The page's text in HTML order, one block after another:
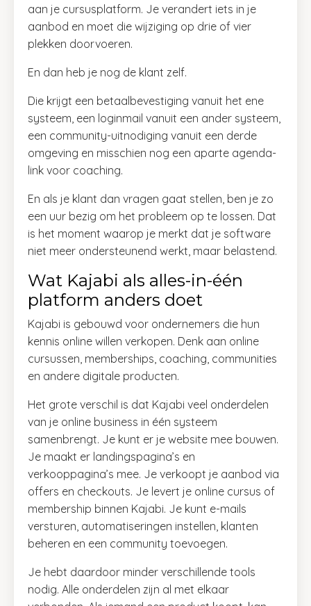
aan je cursusplatform. Je verandert iets in je
aanbod en moet die wijziging op drie of vier
plekken doorvoeren.
En dan heb je nog de klant zelf.
Die krijgt een betaalbevestiging vanuit het ene
systeem, een loginmail vanuit een ander systeem,
een community-uitnodiging vanuit een derde
omgeving en misschien nog een aparte agenda-
link voor coaching.
En als je klant dan vragen gaat stellen, ben je zo
een uur bezig om het probleem op te lossen. Dat
is het moment waarop je merkt dat je software
niet meer ondersteunend werkt, maar belastend.
Wat Kajabi als alles-in-één
platform anders doet
Kajabi is gebouwd voor ondernemers die hun
kennis online willen verkopen. Denk aan online
cursussen, memberships, coaching, communities
en andere digitale producten.
Het grote verschil is dat Kajabi veel onderdelen
van je online business in één systeem
samenbrengt. Je kunt er je website mee bouwen.
Je maakt er landingspagina’s en
verkooppagina’s mee. Je verkoopt je aanbod via
offers en checkouts. Je levert je online cursus of
membership binnen Kajabi. Je kunt e-mails
versturen, automatiseringen instellen, klanten
beheren en een community toevoegen.
Je hebt daardoor minder verschillende tools
nodig. Alle onderdelen zijn al met elkaar